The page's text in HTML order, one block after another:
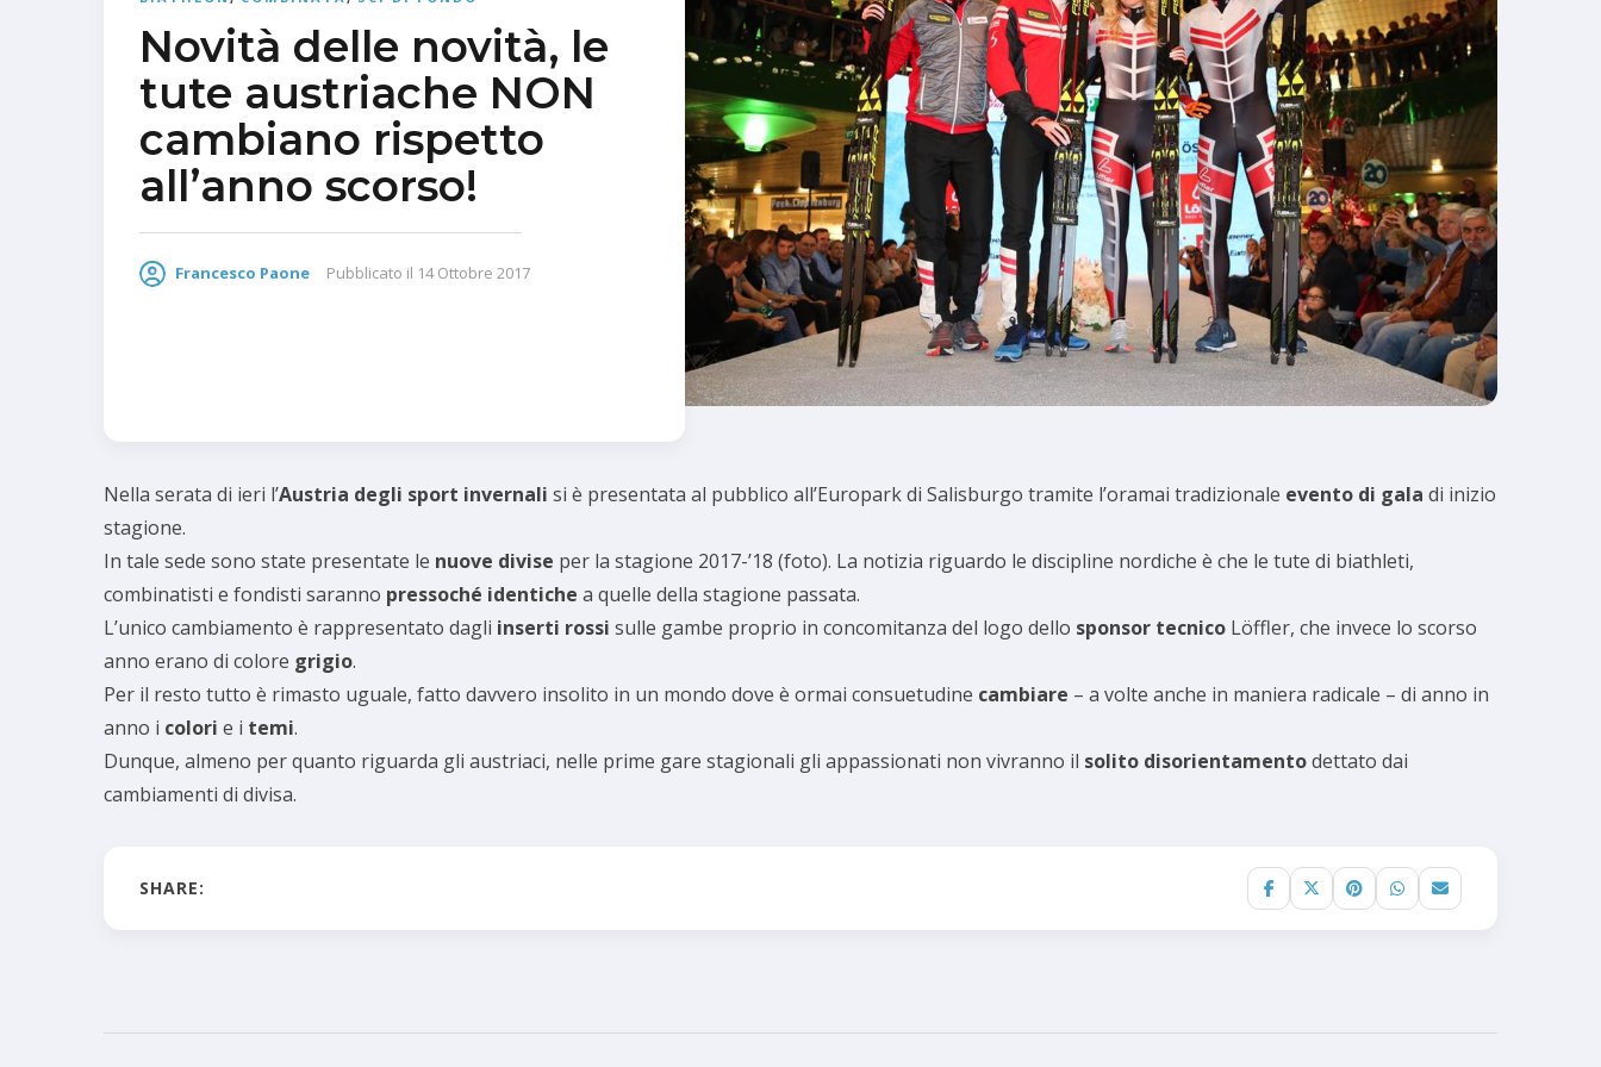
Novità delle novità, le
tute austriache NON
cambiano rispetto
all’anno scorso!
Francesco Paone Pubblicato il 14 Ottobre 2017
Nella serata di ieri l’Austria degli sport invernali si è presentata al pubblico all’Europark di Salisburgo tramite l’oramai tradizionale evento di gala di inizio
stagione.
In tale sede sono state presentate le nuove divise per la stagione 2017-’18 (foto). La notizia riguardo le discipline nordiche è che le tute di biathleti,
combinatisti e fondisti saranno pressoché identiche a quelle della stagione passata.
L’unico cambiamento è rappresentato dagli inserti rossi sulle gambe proprio in concomitanza del logo dello sponsor tecnico Löffler, che invece lo scorso
anno erano di colore grigio.
Per il resto tutto è rimasto uguale, fatto davvero insolito in un mondo dove è ormai consuetudine cambiare – a volte anche in maniera radicale – di anno in
anno i colori e i temi.
Dunque, almeno per quanto riguarda gli austriaci, nelle prime gare stagionali gli appassionati non vivranno il solito disorientamentodettato dai
cambiamenti di divisa.
SHARE: